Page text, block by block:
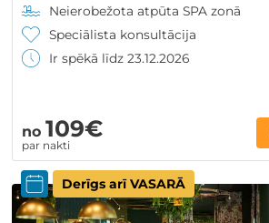
Neierobežota atpūta SPA zonā
Speciālista konsultācija
Ir spēkā līdz 23.12.2026
no 109€
par nakti
Derīgs arī VASARĀ